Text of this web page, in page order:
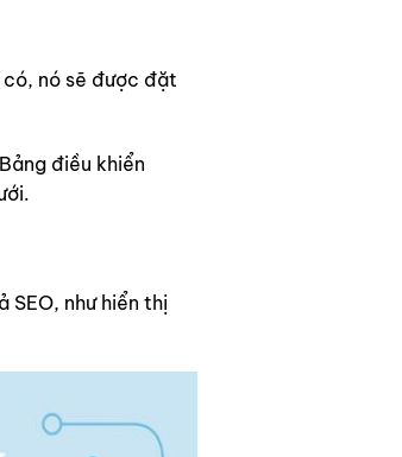
nó sẽ được đặt
điều khiển
như hiển thị